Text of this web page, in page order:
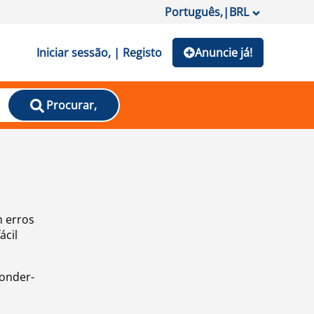
Português,|BRL
Iniciar sessão, | Registo Anuncie já!
Procurar,
erros